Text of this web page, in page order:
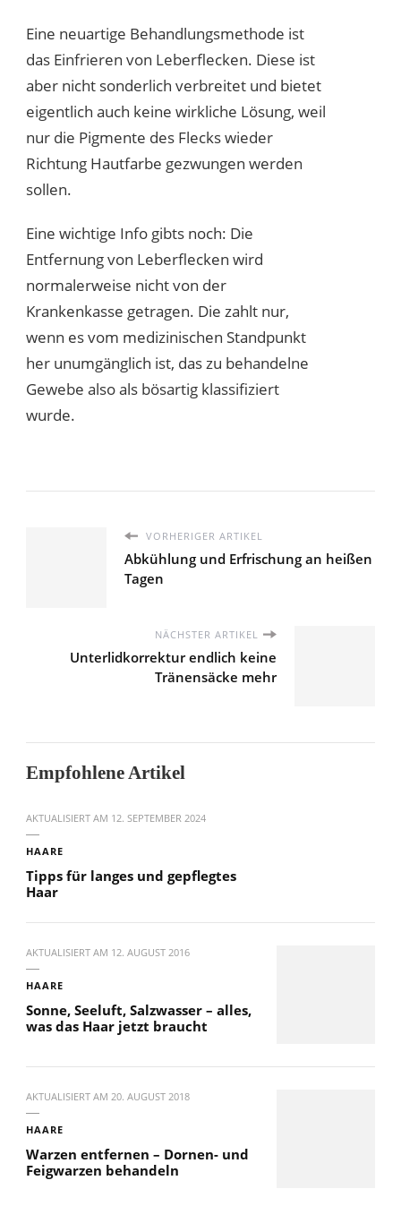
Eine neuartige Behandlungsmethode ist
das Einfrieren von Leberflecken. Diese ist
aber nicht sonderlich verbreitet und bietet
eigentlich auch keine wirkliche Lösung, weil
nur die Pigmente des Flecks wieder
Richtung Hautfarbe gezwungen werden
sollen.
Eine wichtige Info gibts noch: Die
Entfernung von Leberflecken wird
normalerweise nicht von der
Krankenkasse getragen. Die zahlt nur,
wenn es vom medizinischen Standpunkt
her unumgänglich ist, das zu behandelne
Gewebe also als bösartig klassifiziert
wurde.
VORHERIGER ARTIKEL
Abkühlung und Erfrischung an heißen
Tagen
NÄCHSTER ARTIKEL
Unterlidkorrektur endlich keine
Tränensäcke mehr
Empfohlene Artikel
AKTUALISIERT AM 12. SEPTEMBER 2024
HAARE
Tipps für langes und gepflegtes
Haar
AKTUALISIERT AM 12. AUGUST 2016
HAARE
Sonne, Seeluft, Salzwasser – alles,
was das Haar jetzt braucht
AKTUALISIERT AM 20. AUGUST 2018
HAARE
Warzen entfernen – Dornen- und
Feigwarzen behandeln